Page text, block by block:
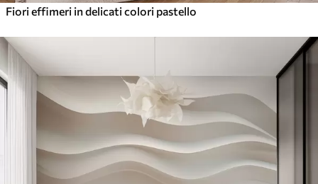
Fiori effimeri in delicati colori pastello